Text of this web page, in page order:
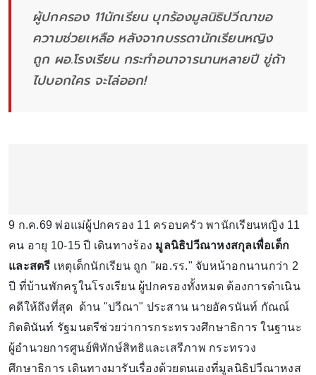
ผู้ปกครอง 11นักเรียน บุกร้องมูลนิธิปวีณาขอ
ความช่วยเหลือ หลังจากบรรดานักเรียนหญิง
ถูก ผอ.โรงเรียน กระทำอนาจารนานหลายปี ขู่ถ้า
ไปบอกใคร จะไล่ออก!
9 ก.ค.69 พ่อแม่ผู้ปกครอง 11 ครอบครัว พานักเรียนหญิง 11
คน อายุ 10-15 ปี เดินทางร้อง มูลนิธิปวีณาหงสกุลเพื่อเด็ก
และสตรี เหตุเด็กนักเรียน ถูก "ผอ.รร." จับหน้าอกนานกว่า 2
ปี ที่บ้านพักครูในโรงเรียน ผู้ปกครองทั้งหมด ต้องการดำเนิน
คดีให้ถึงที่สุด ด้าน "ปวีณา" ประสาน นายอัครนันท์ กัณณ์
กิตตินันท์ รัฐมนตรีช่วยว่าการกระทรวงศึกษาธิการ ในฐานะ
ผู้อำนวยการศูนย์พิทักษ์สิทธิและเสรีภาพ กระทรวง
ศึกษาธิการ เดินทางมารับเรื่องด้วยตนเองที่มูลนิธิปวีณาหงส